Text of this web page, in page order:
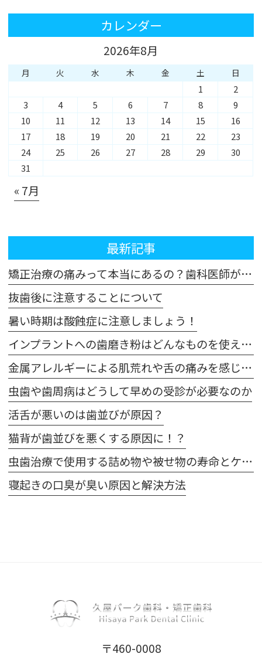
カレンダー
2026年8月
月 火 水 木 金 土 日
1
2
3
4 5 6 7 8
9
10
11 12 13 14 15
16
17
18 19 20 21 22
23
24
25 26 27 28 29
30
31
« 7月
最新記事
矯正治療の痛みって本当にあるの？歯科医師が解説！体験談も交えてご紹介します
抜歯後に注意することについて
暑い時期は酸蝕症に注意しましょう！
インプラントへの歯磨き粉はどんなものを使えばいいの？
金属アレルギーによる肌荒れや舌の痛みを感じた場合は注意が必要です
虫歯や歯周病はどうして早めの受診が必要なのか
活舌が悪いのは歯並びが原因？
猫背が歯並びを悪くする原因に！？
虫歯治療で使用する詰め物や被せ物の寿命とケア方法
寝起きの口臭が臭い原因と解決方法
〒460-0008